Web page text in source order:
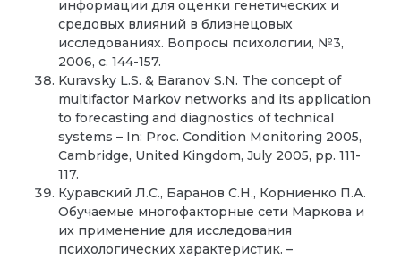
информации для оценки генетических и
средовых влияний в близнецовых
исследованиях. Вопросы психологии, №3,
2006, с. 144-157.
Kuravsky L.S. & Baranov S.N. The concept of
multifactor Markov networks and its application
to forecasting and diagnostics of technical
systems – In: Proc. Condition Monitoring 2005,
Cambridge, United Kingdom, July 2005, pp. 111-
117.
Куравский Л.С., Баранов С.Н., Корниенко П.А.
Обучаемые многофакторные сети Маркова и
их применение для исследования
психологических характеристик. –